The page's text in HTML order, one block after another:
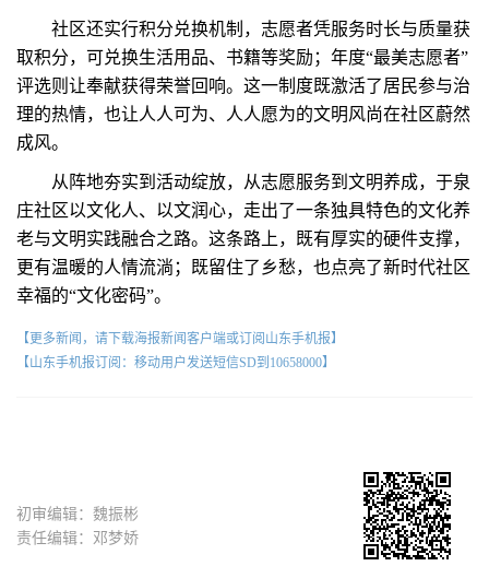
社区还实行积分兑换机制，志愿者凭服务时长与质量获
取积分，可兑换生活用品、书籍等奖励；年度“最美志愿者”
评选则让奉献获得荣誉回响。这一制度既激活了居民参与治
理的热情，也让人人可为、人人愿为的文明风尚在社区蔚然
成风。
从阵地夯实到活动绽放，从志愿服务到文明养成，于泉
庄社区以文化人、以文润心，走出了一条独具特色的文化养
老与文明实践融合之路。这条路上，既有厚实的硬件支撑，
更有温暖的人情流淌；既留住了乡愁，也点亮了新时代社区
幸福的“文化密码”。
【更多新闻，请下载海报新闻客户端或订阅山东手机报】
【山东手机报订阅：移动用户发送短信SD到10658000】
初审编辑：魏振彬
责任编辑：邓梦娇